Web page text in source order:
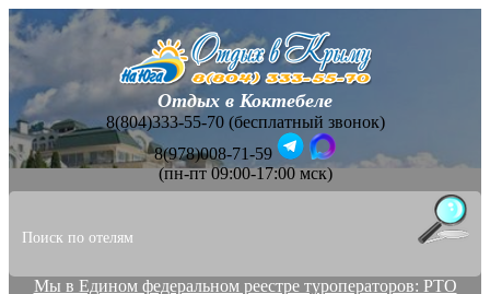
Отдых в Коктебеле
8(804)333-55-70 (бесплатный звонок)
8(978)008-71-59
(пн-пт 09:00-17:00 мск)
Мы в Едином федеральном реестре туроператоров: РТО